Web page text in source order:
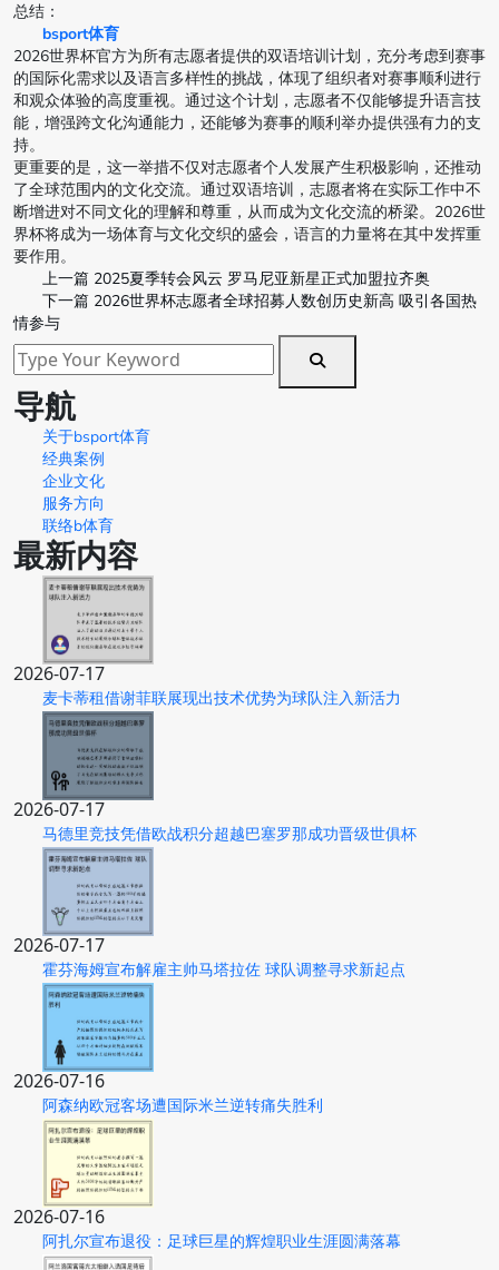
总结：
bsport体育
2026世界杯官方为所有志愿者提供的双语培训计划，充分考虑到赛事
的国际化需求以及语言多样性的挑战，体现了组织者对赛事顺利进行
和观众体验的高度重视。通过这个计划，志愿者不仅能够提升语言技
能，增强跨文化沟通能力，还能够为赛事的顺利举办提供强有力的支
持。
更重要的是，这一举措不仅对志愿者个人发展产生积极影响，还推动
了全球范围内的文化交流。通过双语培训，志愿者将在实际工作中不
断增进对不同文化的理解和尊重，从而成为文化交流的桥梁。2026世
界杯将成为一场体育与文化交织的盛会，语言的力量将在其中发挥重
要作用。
上一篇 2025夏季转会风云 罗马尼亚新星正式加盟拉齐奥
下一篇 2026世界杯志愿者全球招募人数创历史新高 吸引各国热
情参与
导航
关于bsport体育
经典案例
企业文化
服务方向
联络b体育
最新内容
2026-07-17
麦卡蒂租借谢菲联展现出技术优势为球队注入新活力
2026-07-17
马德里竞技凭借欧战积分超越巴塞罗那成功晋级世俱杯
2026-07-17
霍芬海姆宣布解雇主帅马塔拉佐 球队调整寻求新起点
2026-07-16
阿森纳欧冠客场遭国际米兰逆转痛失胜利
2026-07-16
阿扎尔宣布退役：足球巨星的辉煌职业生涯圆满落幕